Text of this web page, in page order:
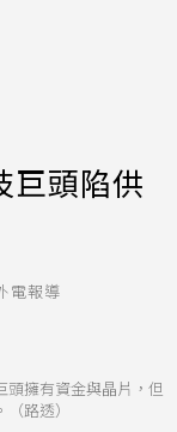
巨頭陷供
電報導
頭擁有資金與晶片，但
路透）